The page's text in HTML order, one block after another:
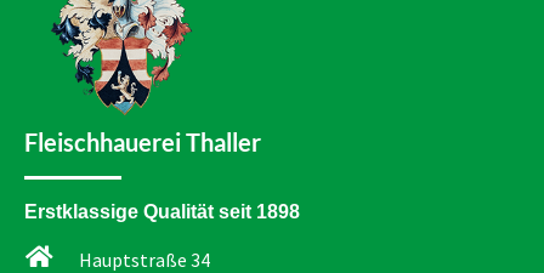
Fleischhauerei Thaller
Erstklassige Qualität seit 1898
Hauptstraße 34